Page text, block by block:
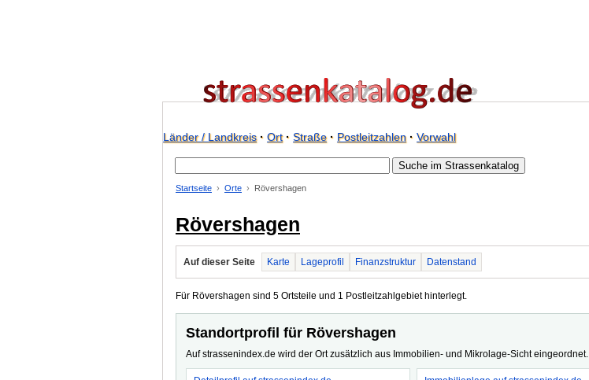
Länder / Landkreis· Ort· Straße· Postleitzahlen· Vorwahl
Startseite Orte Rövershagen
Rövershagen
Auf dieser Seite Karte Lageprofil Finanzstruktur Datenstand
Für Rövershagen sind 5 Ortsteile und 1 Postleitzahlgebiet hinterlegt.
Standortprofil für Rövershagen
Auf strassenindex.de wird der Ort zusätzlich aus Immobilien- und Mikrolage-Sicht eingeordnet.